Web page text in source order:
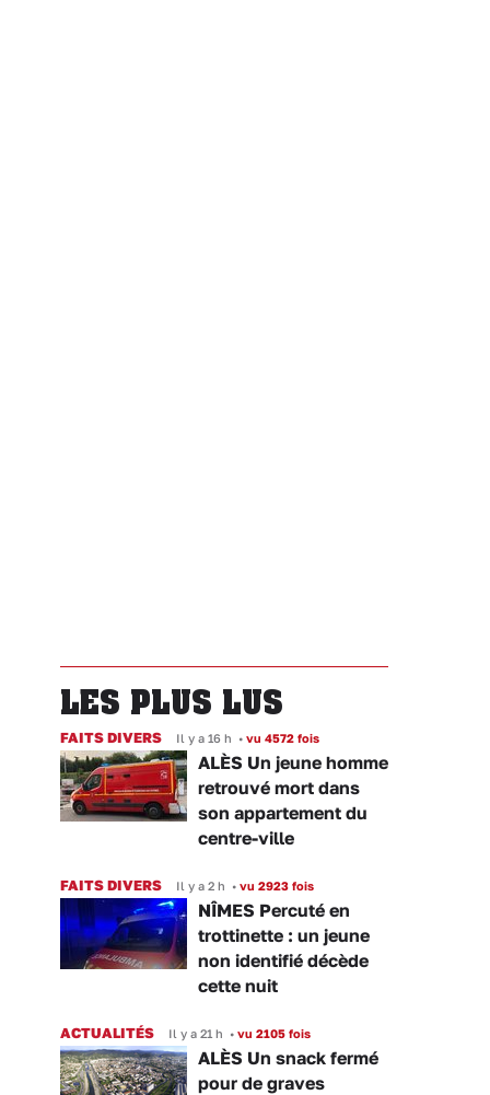
LES PLUS LUS
FAITS DIVERS Il y a 16 h • vu 4572 fois
ALÈS Un jeune homme
retrouvé mort dans
son appartement du
centre-ville
FAITS DIVERS Il y a 2 h • vu 2923 fois
NÎMES Percuté en
trottinette : un jeune
non identifié décède
cette nuit
ACTUALITÉS Il y a 21 h • vu 2105 fois
ALÈS Un snack fermé
pour de graves